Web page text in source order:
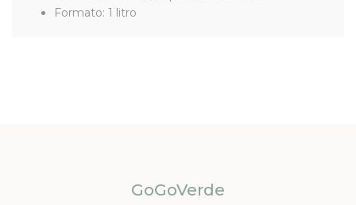
Formato: 1 litro
GoGoVerde